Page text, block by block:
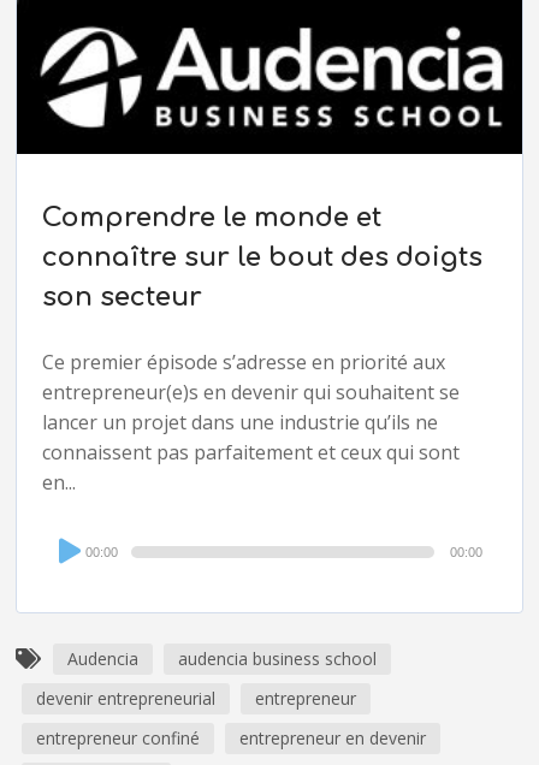
Comprendre le monde et
connaître sur le bout des doigts
son secteur
Ce premier épisode s’adresse en priorité aux
entrepreneur(e)s en devenir qui souhaitent se
lancer un projet dans une industrie qu’ils ne
connaissent pas parfaitement et ceux qui sont
en...
Audio
Player
00:00 00:00
Audencia
audencia business school
devenir entrepreneurial
entrepreneur
entrepreneur confiné
entrepreneur en devenir